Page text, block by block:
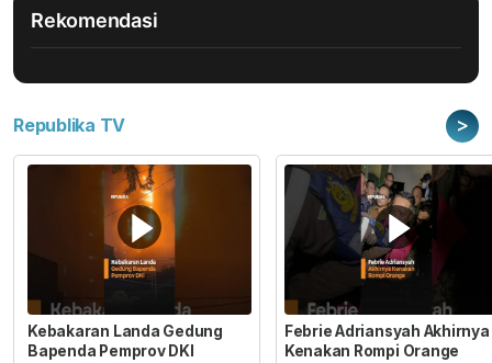
Rekomendasi
Republika TV >
Kebakaran Landa Gedung
Bapenda Pemprov DKI
Febrie Adriansyah Akhirnya
Kenakan Rompi Orange